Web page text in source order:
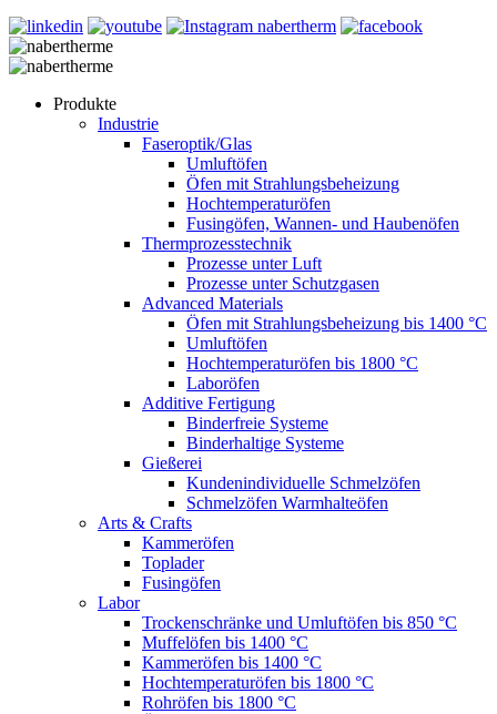
Produkte
Industrie
Faseroptik/Glas
Umluftöfen
Öfen mit Strahlungsbeheizung
Hochtemperaturöfen
Fusingöfen, Wannen- und Haubenöfen
Thermprozesstechnik
Prozesse unter Luft
Prozesse unter Schutzgasen
Advanced Materials
Öfen mit Strahlungsbeheizung bis 1400 °C
Umluftöfen
Hochtemperaturöfen bis 1800 °C
Laboröfen
Additive Fertigung
Binderfreie Systeme
Binderhaltige Systeme
Gießerei
Kundenindividuelle Schmelzöfen
Schmelzöfen Warmhalteöfen
Arts & Crafts
Kammeröfen
Toplader
Fusingöfen
Labor
Trockenschränke und Umluftöfen bis 850 °C
Muffelöfen bis 1400 °C
Kammeröfen bis 1400 °C
Hochtemperaturöfen bis 1800 °C
Rohröfen bis 1800 °C